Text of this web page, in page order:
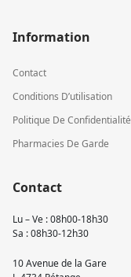
Information
Contact
Conditions D’utilisation
Politique De Confidentialité
Pharmacies De Garde
Contact
Lu – Ve : 08h00-18h30
Sa : 08h30-12h30
10 Avenue de la Gare